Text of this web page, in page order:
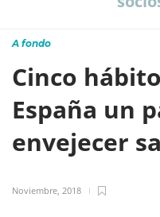
A fondo
Cinco
España un
envejecer
Noviembre, 2018